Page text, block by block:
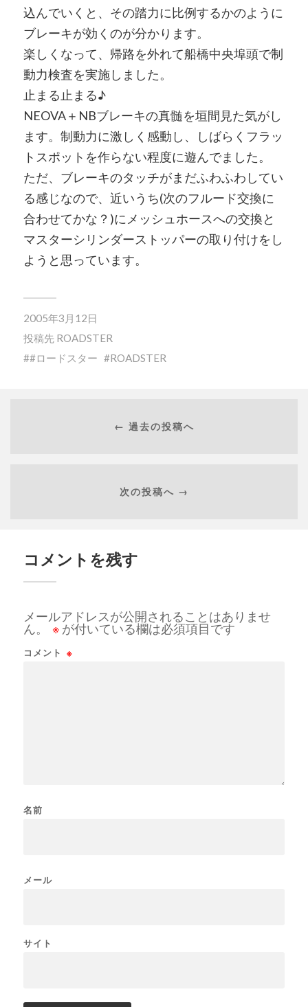
込んでいくと、その踏力に比例するかのように
ブレーキが効くのが分かります。
楽しくなって、帰路を外れて船橋中央埠頭で制
動力検査を実施しました。
止まる止まる♪
NEOVA＋NBブレーキの真髄を垣間見た気がし
ます。制動力に激しく感動し、しばらくフラッ
トスポットを作らない程度に遊んでました。
ただ、ブレーキのタッチがまだふわふわしてい
る感じなので、近いうち(次のフルード交換に
合わせてかな？)にメッシュホースへの交換と
マスターシリンダーストッパーの取り付けをし
ようと思っています。
2005年3月12日
投稿先 ROADSTER
#ロードスター
ROADSTER
← 過去の投稿へ
次の投稿へ →
コメントを残す
メールアドレスが公開されることはありませ
ん。
※ が付いている欄は必須項目です
コメント ※
名前
メール
サイト